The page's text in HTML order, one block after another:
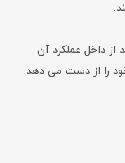
از داخل عملکرد آن
را از دست می دهد.